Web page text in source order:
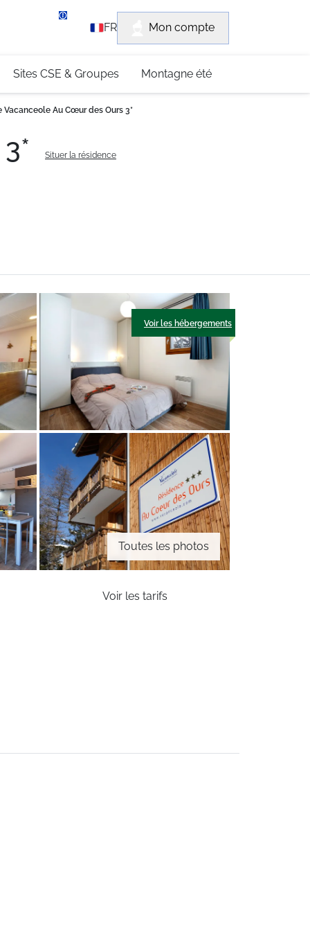
(0)4 79 96 30 69
FR Mon compte
Sites CSE & Groupes Montagne été
Vacanceole Au Cœur des Ours 3*
Situer la résidence
Toutes les photos
Voir les hébergements
Voir les tarifs